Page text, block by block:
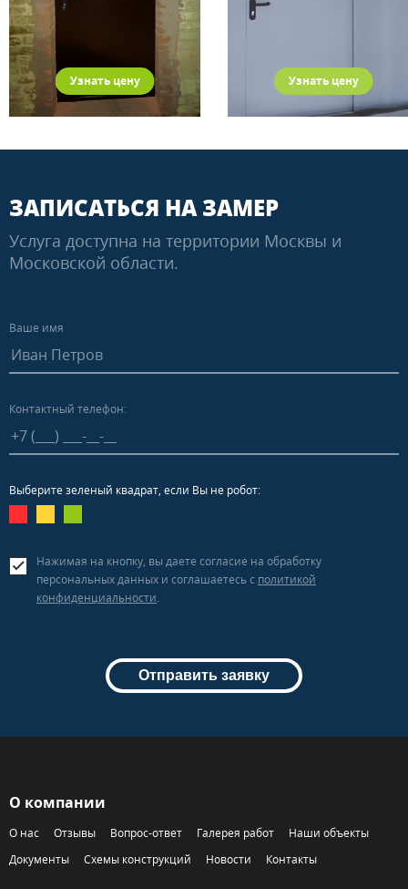
Узнать цену Узнать цену
ЗАПИСАТЬСЯ НА ЗАМЕР
Услуга доступна на территории Москвы и
Московской области.
Ваше имя
Контактный телефон:
Выберите зеленый квадрат, если Вы не робот:
Нажимая на кнопку, вы даете согласие на обработку
персональных данных и соглашаетесь c политикой
конфиденциальности.
Отправить заявку
О компании
О нас Отзывы Вопрос-ответ Галерея работ
Наши объекты
Документы
Схемы конструкций Новости Контакты